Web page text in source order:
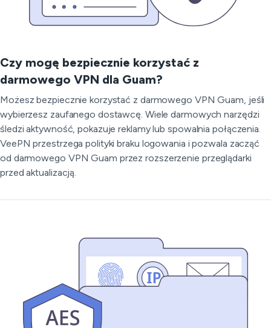
Czy mogę bezpiecznie korzystać z
darmowego VPN dla Guam?
Możesz bezpiecznie korzystać z darmowego VPN Guam, jeśli
wybierzesz zaufanego dostawcę. Wiele darmowych narzędzi
śledzi aktywność, pokazuje reklamy lub spowalnia połączenia.
VeePN przestrzega polityki braku logowania i pozwala zacząć
od darmowego VPN Guam przez rozszerzenie przeglądarki
przed aktualizacją.